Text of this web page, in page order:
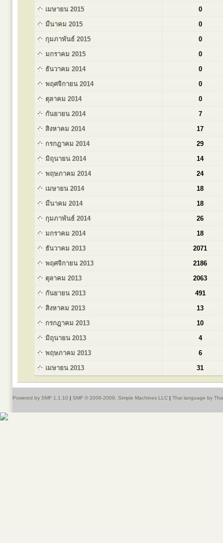
เมษายน 2015
0
มีนาคม 2015
0
กุมภาพันธ์ 2015
0
มกราคม 2015
0
ธันวาคม 2014
0
พฤศจิกายน 2014
0
ตุลาคม 2014
0
กันยายน 2014
7
สิงหาคม 2014
17
กรกฎาคม 2014
29
มิถุนายน 2014
14
พฤษภาคม 2014
24
เมษายน 2014
18
มีนาคม 2014
18
กุมภาพันธ์ 2014
26
มกราคม 2014
18
ธันวาคม 2013
2071
พฤศจิกายน 2013
2186
ตุลาคม 2013
2063
กันยายน 2013
491
สิงหาคม 2013
13
กรกฎาคม 2013
10
มิถุนายน 2013
4
พฤษภาคม 2013
6
เมษายน 2013
31
Powered by SMF 1.1.10 | SMF © 2006-2009, Simple Machines LLC | Thai language by